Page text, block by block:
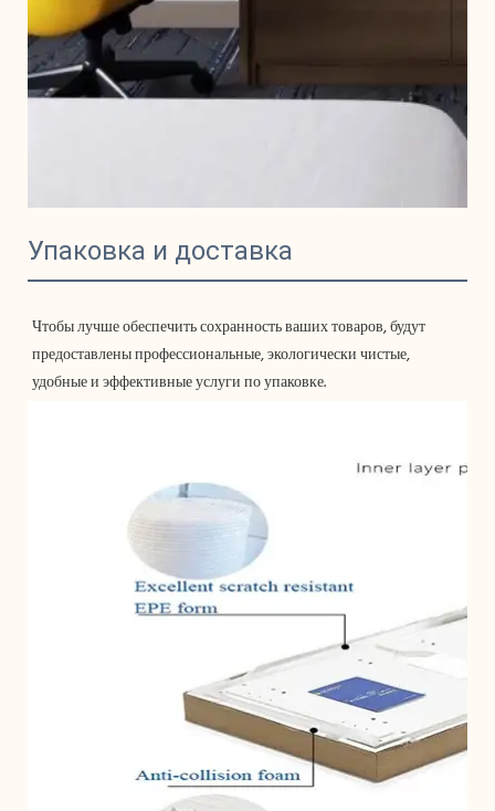
Упаковка и доставка
Чтобы лучше обеспечить сохранность ваших товаров, будут
предоставлены профессиональные, экологически чистые,